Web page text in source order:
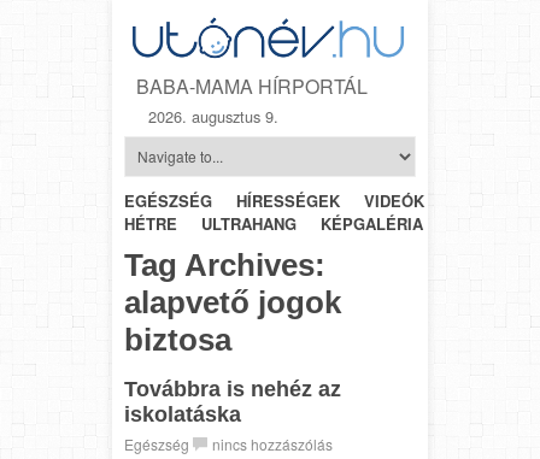
BABA-MAMA HÍRPORTÁL
2026. augusztus 9.
EGÉSZSÉG HÍRESSÉGEK VIDEÓK
HÉTRŐL-
HÉTRE
ULTRAHANG KÉPGALÉRIA
Tag Archives:
alapvető jogok
biztosa
Továbbra is nehéz az
iskolatáska
Egészség
nincs hozzászólás